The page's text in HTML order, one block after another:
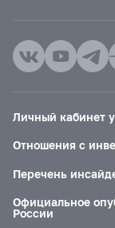
Личный кабинет
Отношения с
Перечень
Официальное
России